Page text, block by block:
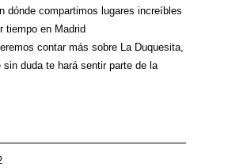
dónde compartimos lugares increíbles
tiempo en Madrid
contar más sobre La Duquesita,
sin duda te hará sentir parte de la